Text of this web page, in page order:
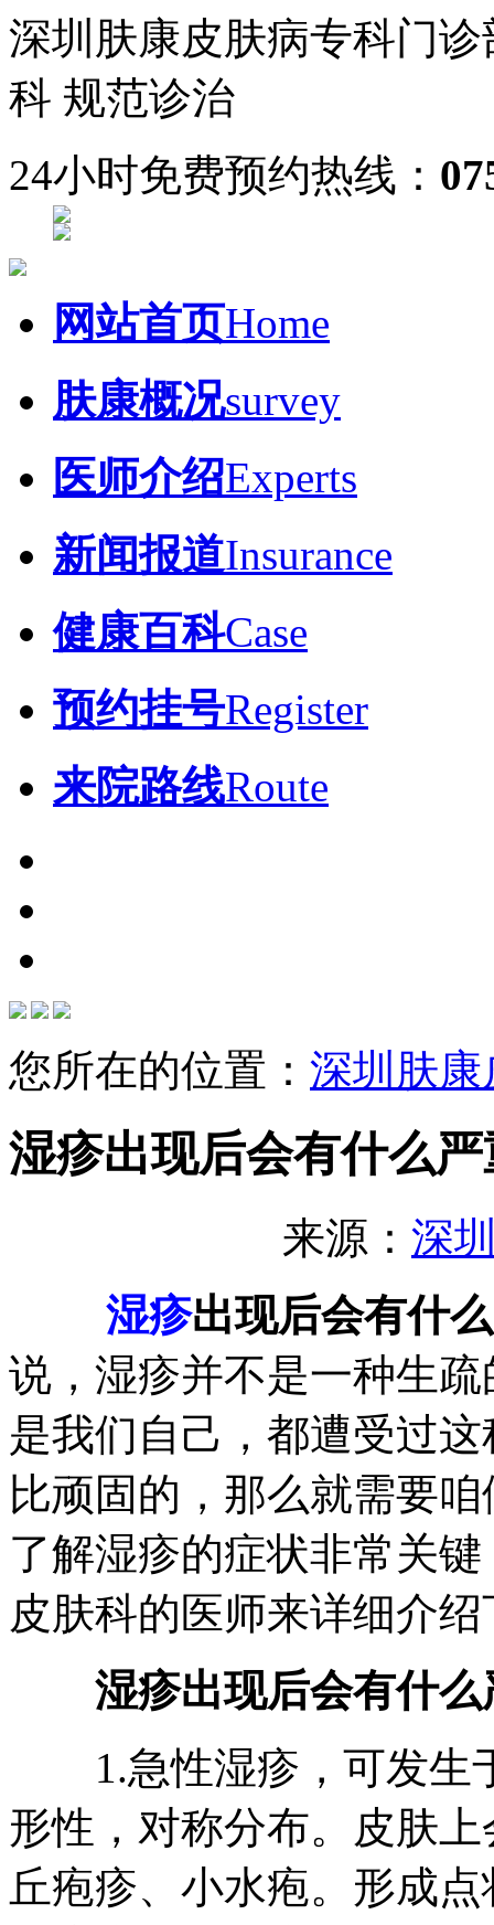
深圳肤康皮肤病专科门诊
科 规范诊治
24小时免费预约热线：
网站首页Home
肤康概况survey
医师介绍Experts
新闻报道Insurance
健康百科Case
预约挂号Register
来院路线Route
您所在的位置： 深圳肤
湿疹出现后会有什么
来源： 深
湿疹出现后会有什
说，湿疹并不是一种生
是我们自己，都遭受过
比顽固的，那么就需要
了解湿疹的症状非常关
皮肤科的医师来详细介
湿疹出现后会有什么
1.急性湿疹，可发生
形性，对称分布。皮肤
丘疱疹、小水疱。形成